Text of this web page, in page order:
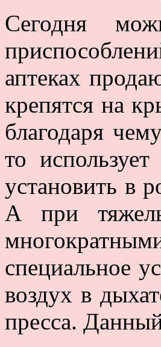
Сегодня
аптеках
крепятся на
благодаря
то
установить в
А при
специальное
воздух в
пресса.